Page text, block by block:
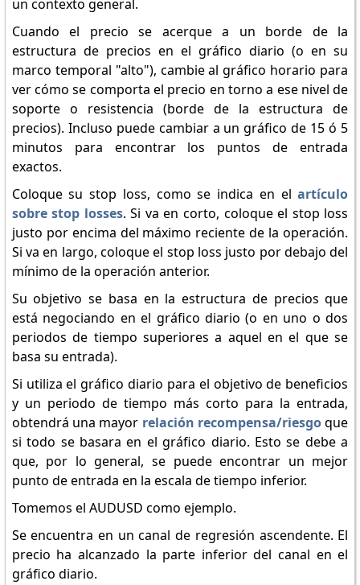
un contexto general.
Cuando el precio se acerque a un borde de la
estructura de precios en el gráfico diario (o en su
marco temporal "alto"), cambie al gráfico horario para
ver cómo se comporta el precio en torno a ese nivel de
soporte o resistencia (borde de la estructura de
precios). Incluso puede cambiar a un gráfico de 15 ó 5
minutos para encontrar los puntos de entrada
exactos.
Coloque su stop loss, como se indica en elartículo
sobre stop losses. Si va en corto, coloque el stop loss
justo por encima del máximo reciente de la operación.
Si va en largo, coloque el stop loss justo por debajo del
mínimo de la operación anterior.
Su objetivo se basa en la estructura de precios que
está negociando en el gráfico diario (o en uno o dos
periodos de tiempo superiores a aquel en el que se
basa su entrada).
Si utiliza el gráfico diario para el objetivo de beneficios
y un periodo de tiempo más corto para la entrada,
obtendrá una mayor relación recompensa/riesgoque
si todo se basara en el gráfico diario. Esto se debe a
que, por lo general, se puede encontrar un mejor
punto de entrada en la escala de tiempo inferior.
Tomemos el AUDUSD como ejemplo.
Se encuentra en un canal de regresión ascendente. El
precio ha alcanzado la parte inferior del canal en el
gráfico diario.